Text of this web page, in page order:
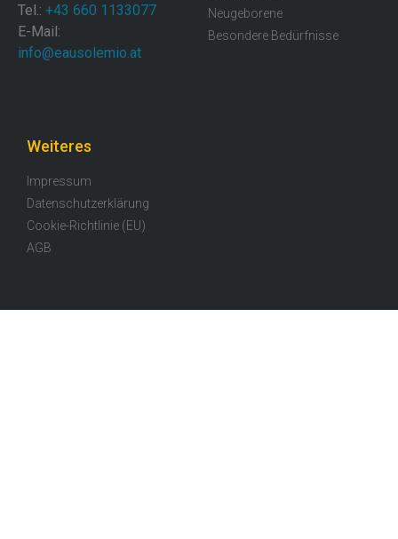
Tel.: +43 660 1133077
E-Mail:
info@eausolemio.at
Neugeborene
Besondere Bedürfnisse
Weiteres
Impressum
Datenschutzerklärung
Cookie-Richtlinie (EU)
AGB